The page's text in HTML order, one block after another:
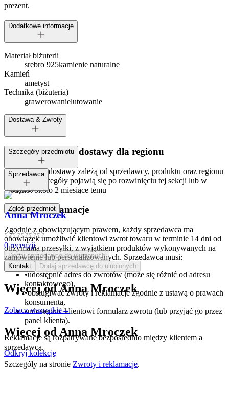
prezent.
Dodatkowe informacje
Materiał biżuterii
srebro 925kamienie naturalne
Kamień
ametyst
Technika (biżuteria)
grawerowanielutowanie
Dostawa & Zwroty
Dostępne metody dostawy dla regionu
Opcje i koszt dostawy zależą od sprzedawcy, produktu oraz regionu
dostawy. Szczegóły pojawią się po rozwinięciu tej sekcji lub w
koszyku.
Zwroty i reklamacje
Zgodnie z obowiązującym prawem, każdy sprzedawca ma
obowiązek umożliwić klientowi zwrot towaru w terminie 14 dni od
otrzymania przesyłki, z wyjątkiem produktów wykonywanych na
zamówienie lub personalizowanych. Sprzedawca musi:
•udostępnić adres do zwrotów (może się różnić od adresu
kontaktowego),
•obsługiwać zwroty i reklamacje zgodnie z ustawą o prawach
konsumenta,
•udostępnić klientowi formularz zwrotu (lub przyjąć go przez
panel klienta).
Reklamacje są rozpatrywane bezpośrednio między klientem a
sprzedawcą.
Szczegóły na stronie Zwroty i reklamacje.
Szczegóły przedmiotu
Tagi:
Dodano:około 2 miesiące temu
Zgłoś przedmiot
Sprzedawca
Anna Mroczek
0recenzji
Dodaj sprzedawcę do ulubionych
Kontakt
Dodaj sprzedawcę do ulubionych
Więcej odAnna Mroczek
Zobacz wszystkie→
Więcej od Anna Mroczek
Odkryj kolekcję